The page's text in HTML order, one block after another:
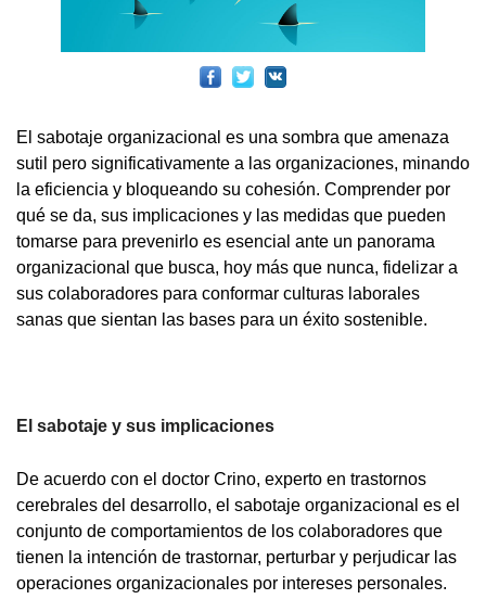
El sabotaje organizacional es una sombra que amenaza
sutil pero significativamente a las organizaciones, minando
la eficiencia y bloqueando su cohesión. Comprender por
qué se da, sus implicaciones y las medidas que pueden
tomarse para prevenirlo es esencial ante un panorama
organizacional que busca, hoy más que nunca, fidelizar a
sus colaboradores para conformar culturas laborales
sanas que sientan las bases para un éxito sostenible.
El sabotaje y sus implicaciones
De acuerdo con el doctor Crino, experto en trastornos
cerebrales del desarrollo, el sabotaje organizacional es el
conjunto de comportamientos de los colaboradores que
tienen la intención de trastornar, perturbar y perjudicar las
operaciones organizacionales por intereses personales.